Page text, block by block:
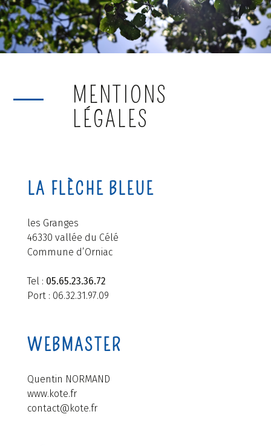
MENTIONS
LÉGALES
LA FLÈCHE BLEUE
les Granges
46330 vallée du Célé
Commune d’Orniac
Tel : 05.65.23.36.72
Port : 06.32.31.97.09
WEBMASTER
Quentin NORMAND
www.kote.fr
contact@kote.fr